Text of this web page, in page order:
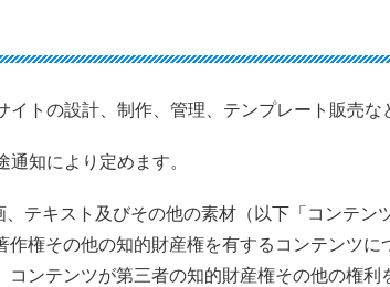
トの設計、制作、管理、テンプレート販売な
知により定めます。
テキスト及びその他の素材（以下「コンテン
権その他の知的財産権を有するコンテンツに
ンテンツが第三者の知的財産権その他の権利